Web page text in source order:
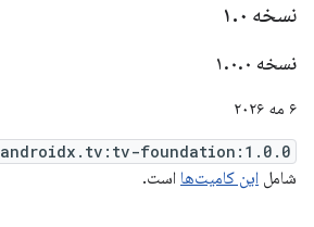
نسخه ۱ .۰
نسخه ۱ .۰.۰
۶ مه ۲۰۲۶
androidx.tv:tv-foundation:1.0.0
شامل این کامیت‌ها است.